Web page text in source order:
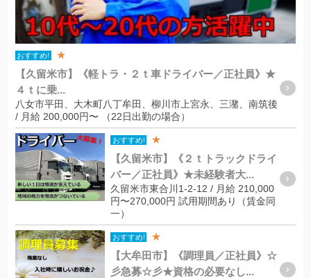
おすすめ! ★
【久留米市】《軽トラ・２ｔ車ドライバー／正社員》★
４ｔに乗...
八女市平田、大木町八丁牟田、柳川市上宮永、三潴、南筑後
/ 月給 200,000円〜 （22日出勤の場合）
おすすめ! ★
【久留米市】《２ｔトラックドライ
バー／正社員》★未経験者大...
久留米市東合川1-2-12 / 月給 210,000
円〜270,000円 試用期間あり（賃金同
一）
おすすめ! ★
【大牟田市】《調理員／正社員》☆
彡急募☆彡★資格の必要なし...